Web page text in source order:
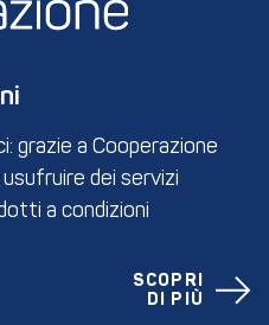
grazie a Cooperazione
dei servizi
a condizioni
SCOPRI
DI PIÙ